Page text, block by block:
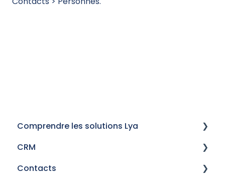
Comprendre les solutions Lya
Historique des versions
CRM
Mails
Contacts